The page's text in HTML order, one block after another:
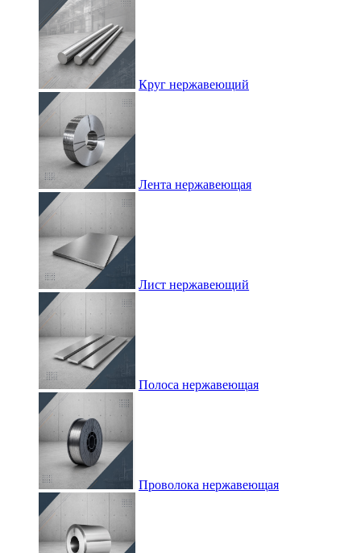
Круг нержавеющий
Лента нержавеющая
Лист нержавеющий
Полоса нержавеющая
Проволока нержавеющая